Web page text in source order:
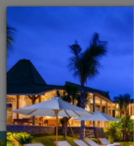
Auf der Karte anzeigen
Naithon beach
Cookie-Einstellungen